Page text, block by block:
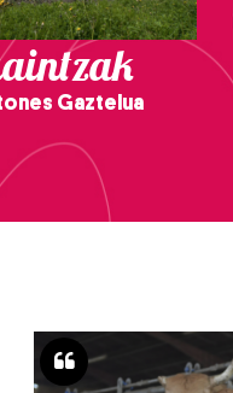
Gaztelua